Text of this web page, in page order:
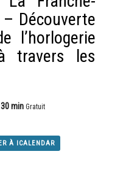
Découverte
l’horlogerie
travers les
min Gratuit
À ICALENDAR